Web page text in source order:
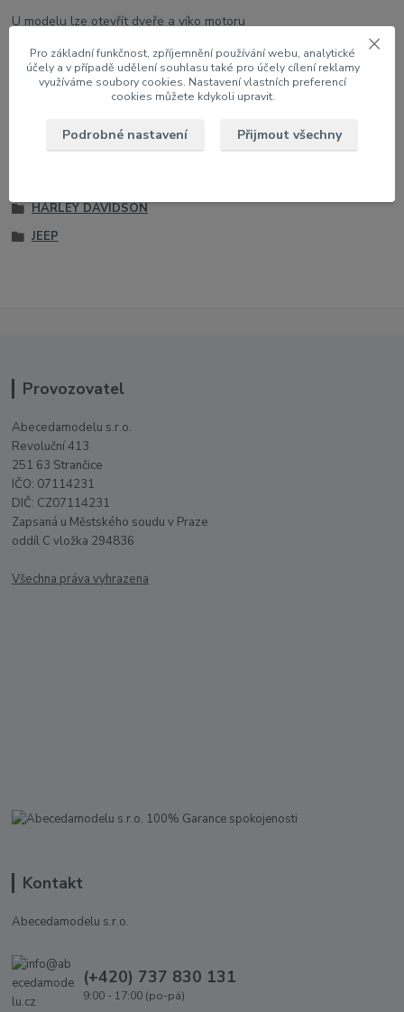
U modelu lze otevřít dveře a víko motoru
Úpravy modelu Harley-Davidson
1:24 Auta
HARLEY DAVIDSON
JEEP
Provozovatel
Abecedamodelu s.r.o.
Revoluční 413
251 63 Strančice
IČO: 07114231
DIČ: CZ07114231
Zapsaná u Městského soudu v Praze
oddíl C vložka 294836
Všechna práva vyhrazena
Kontakt
Abecedamodelu s.r.o.
(+420) 737 830 131
9:00 - 17:00 (po-pá)
Pro základní funkčnost, zpříjemnění používání webu, analytické
účely a v případě udělení souhlasu také pro účely cílení reklamy
využíváme soubory cookies. Nastavení vlastních preferencí
cookies můžete kdykoli upravit.
Podrobné nastavení Přijmout všechny